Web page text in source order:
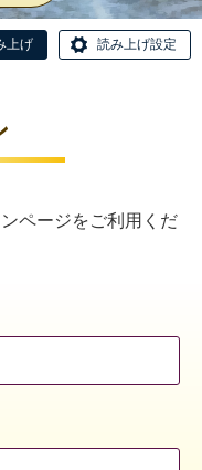
上げ 読み上げ設定
ページをご利用くだ